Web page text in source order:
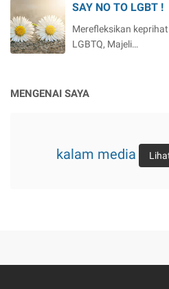
SAY NO TO LGBT !
Merefleksikan
LGBTQ, Majeli…
MENGENAI SAYA
kalam media